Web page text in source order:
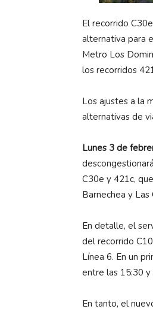
El recorrido
alternativa para
Metro Los
los recorridos
Los ajustes a la
alternativas de
Lunes 3 de
C30e y 421c,
Barnechea y
En detalle, el
del recorrido
Línea 6. En un
entre las 15:30 y
En tanto, el